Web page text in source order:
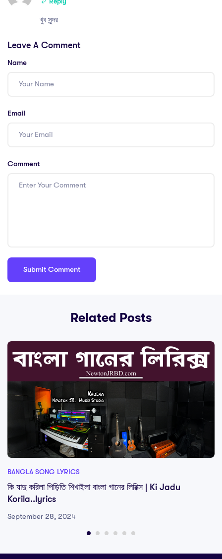
খুব সুন্দর
Leave A Comment
Name
Email
Comment
Related Posts
BANGLA SONG LYRICS
কি যাদু করিলা পিড়িতি শিখাইলা বাংলা গানের লিরিক্স | Ki Jadu
Korila..lyrics
September 28, 2024